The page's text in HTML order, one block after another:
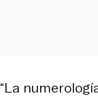
“La